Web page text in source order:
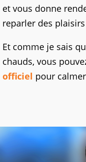
et vous donne
reparler des
Et comme je sais
chauds, vous
officiel pour